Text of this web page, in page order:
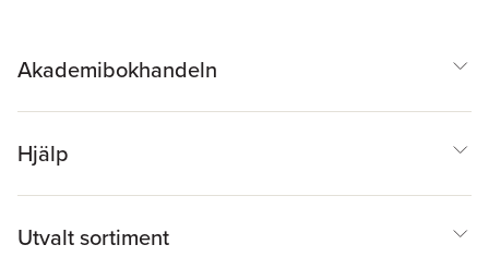
Akademibokhandeln
Hjälp
Utvalt sortiment